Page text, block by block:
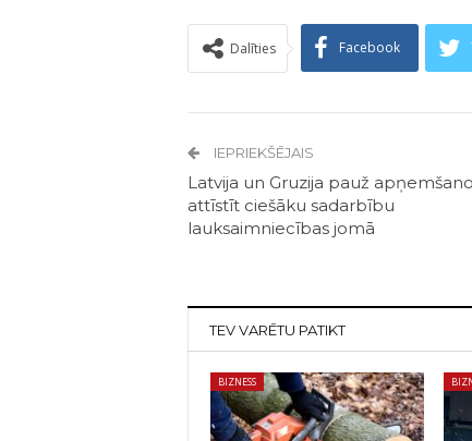
Dalīties Facebook
IEPRIEKŠĒJAIS
Latvija un Gruzija pauž
attīstīt ciešāku sadarbību
lauksaimniecības jomā
TEV VARĒTU PATIKT
BIZNESS